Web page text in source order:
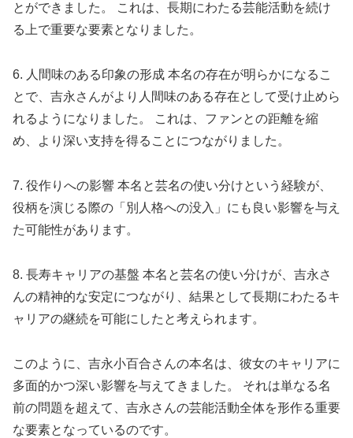
とができました。 これは、長期にわたる芸能活動を続け
る上で重要な要素となりました。
6. 人間味のある印象の形成 本名の存在が明らかになるこ
とで、吉永さんがより人間味のある存在として受け止めら
れるようになりました。 これは、ファンとの距離を縮
め、より深い支持を得ることにつながりました。
7. 役作りへの影響 本名と芸名の使い分けという経験が、
役柄を演じる際の「別人格への没入」にも良い影響を与え
た可能性があります。
8. 長寿キャリアの基盤 本名と芸名の使い分けが、吉永さ
んの精神的な安定につながり、結果として長期にわたるキ
ャリアの継続を可能にしたと考えられます。
このように、吉永小百合さんの本名は、彼女のキャリアに
多面的かつ深い影響を与えてきました。 それは単なる名
前の問題を超えて、吉永さんの芸能活動全体を形作る重要
な要素となっているのです。